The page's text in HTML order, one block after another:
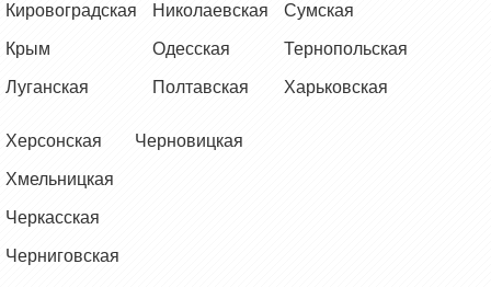
Кировоградская
Крым
Луганская
Николаевская
Одесская
Полтавская
Сумская
Тернопольская
Харьковская
Херсонская
Хмельницкая
Черкасская
Черниговская
Черновицкая